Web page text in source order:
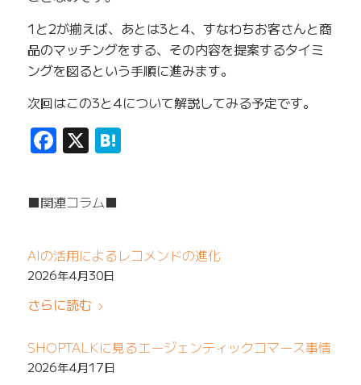
1と2が揃えば、あとは3と4、すなわちお客さんと商
品のマッチングをする、その内容を提案するタイミ
ングを図るという手順に進みます。
次回はこの3と4について解説してみる予定です。
Facebook
X Hatena
■関連コラム■
AIの活用によるレコメンドの進化
2026年4月30日
さらに読む
SHOPTALKに見るエージェンティックコマース事情
2026年4月17日